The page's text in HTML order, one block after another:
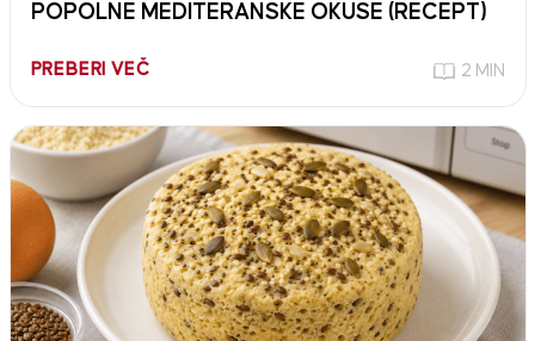
POPOLNE MEDITERANSKE OKUSE (RECEPT)
PREBERI VEČ 2 MIN